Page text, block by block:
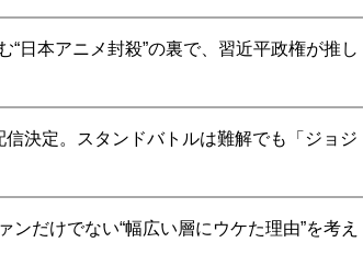
日本アニメ封殺”の裏で、習近平政権が推し
決定。スタンドバトルは難解でも「ジョジ
だけでない“幅広い層にウケた理由”を考え